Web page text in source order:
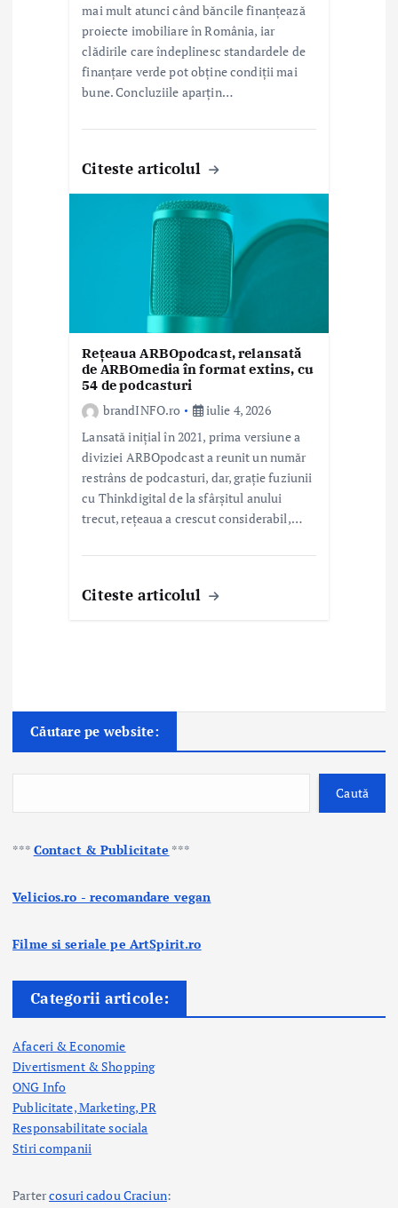
mai mult atunci când băncile finanțează
proiecte imobiliare în România, iar
clădirile care îndeplinesc standardele de
finanțare verde pot obține condiții mai
bune. Concluziile aparțin…
Citeste articolul
Rețeaua ARBOpodcast, relansată
de ARBOmedia în format extins, cu
54 de podcasturi
brandINFO.ro
iulie 4, 2026
Lansată inițial în 2021, prima versiune a
diviziei ARBOpodcast a reunit un număr
restrâns de podcasturi, dar, grație fuziunii
cu Thinkdigital de la sfârșitul anului
trecut, rețeaua a crescut considerabil,…
Citeste articolul
Căutare pe website:
Caută
*** Contact & Publicitate ***
Velicios.ro - recomandare vegan
Filme si seriale pe ArtSpirit.ro
Categorii articole:
Afaceri & Economie
Divertisment & Shopping
ONG Info
Publicitate, Marketing, PR
Responsabilitate sociala
Stiri companii
Partercosuri cadou Craciun: